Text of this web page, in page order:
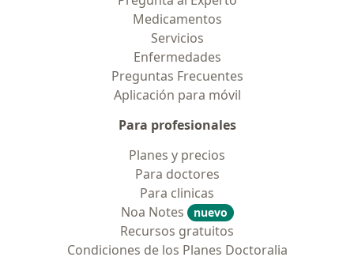
Medicamentos
Servicios
Enfermedades
Preguntas Frecuentes
Aplicación para móvil
Para profesionales
Planes y precios
Para doctores
Para clinicas
Noa Notes
nuevo
Recursos gratuitos
Condiciones de los Planes Doctoralia